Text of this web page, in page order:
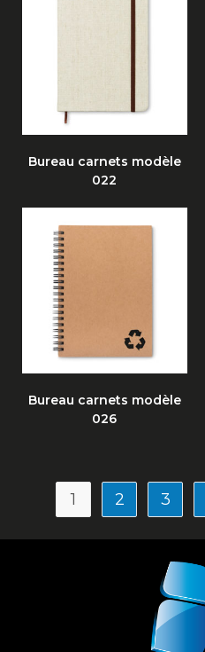
Bureau carnets modèle
022
Bureau carnets modèle
026
1 2 3